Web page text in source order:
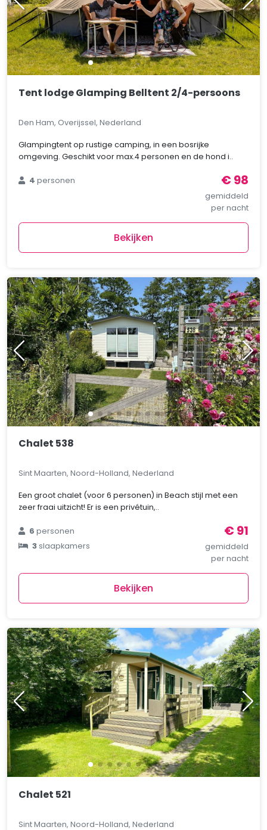
Tent lodge Glamping Belltent 2/4-persoons
Den Ham, Overijssel, Nederland
Glampingtent op rustige camping, in een bosrijke
omgeving. Geschikt voor max.4 personen en de hond i..
4personen € 98
gemiddeld
per nacht
Bekijken
Chalet 538
Sint Maarten, Noord-Holland, Nederland
Een groot chalet (voor 6 personen) in Beach stijl met een
zeer fraai uitzicht! Er is een privétuin,..
6personen
3slaapkamers
€ 91
gemiddeld
per nacht
Bekijken
Chalet 521
Sint Maarten, Noord-Holland, Nederland